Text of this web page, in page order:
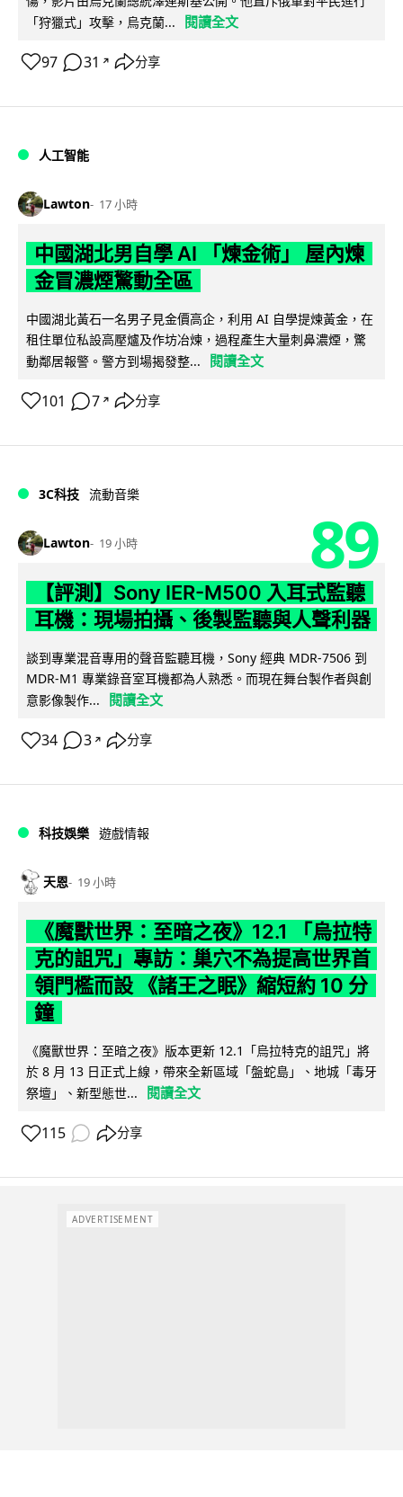
「狩獵式」攻擊，烏克蘭...
閱讀全文
97 31 ↗ 分享
人工智能
Lawton 17 小時
中國湖北男自學 AI 「煉金術」 屋內煉
金冒濃煙驚動全區
中國湖北黃石一名男子見金價高企，利用 AI 自學提煉黃金，在
租住單位私設高壓爐及作坊冶煉，過程產生大量刺鼻濃煙，驚
動鄰居報警。警方到場揭發整...
閱讀全文
101 7 ↗ 分享
3C科技 流動音樂
Lawton 19 小時 89
【評測】Sony IER-M500 入耳式監聽
耳機：現場拍攝、後製監聽與人聲利器
談到專業混音專用的聲音監聽耳機，Sony 經典 MDR-7506 到
MDR-M1 專業錄音室耳機都為人熟悉。而現在舞台製作者與創
意影像製作...
閱讀全文
34 3 ↗ 分享
科技娛樂 遊戲情報
天恩 19 小時
《魔獸世界：至暗之夜》12.1 「烏拉特
克的詛咒」專訪：巢穴不為提高世界首
領門檻而設 《諸王之眠》縮短約 10 分
鐘
《魔獸世界：至暗之夜》版本更新 12.1「烏拉特克的詛咒」將
於 8 月 13 日正式上線，帶來全新區域「盤蛇島」、地城「毒牙
祭壇」、新型態世...
閱讀全文
115 分享
ADVERTISEMENT